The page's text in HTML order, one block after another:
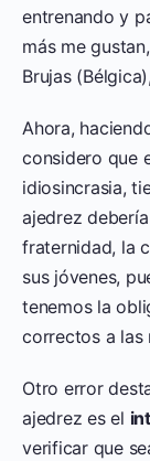
entrenando y
más me
Brujas
Ahora,
considero que
idiosincrasia,
ajedrez
fraternidad, la
sus jóvenes,
tenemos la
correctos a las
Otro error
ajedrez es el
verificar que